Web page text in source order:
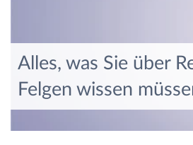
Alles, was Sie über
Felgen wissen